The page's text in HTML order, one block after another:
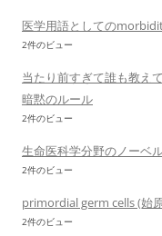
医学用語としての
2件のビュー
当たり前すぎて誰も教え
暗黙のルール
2件のビュー
生命医科学分野のノーベ
2件のビュー
primordial germ cells (始
2件のビュー